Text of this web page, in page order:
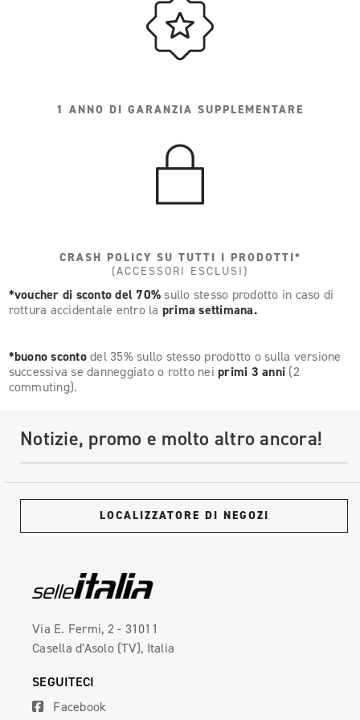
1 ANNO DI GARANZIA SUPPLEMENTARE
CRASH POLICY SU TUTTI I PRODOTTI*
(ACCESSORI ESCLUSI)
*voucher di sconto del 70% sullo stesso prodotto in caso di
rottura accidentale entro la prima settimana.
*buono scontodel 35% sullo stesso prodotto o sulla versione
successiva se danneggiato o rotto nei primi 3 anni (2
commuting).
Notizie, promo e molto altro ancora!
LOCALIZZATORE DI NEGOZI
Via E. Fermi, 2 - 31011
Casella d'Asolo (TV), Italia
SEGUITECI
Facebook